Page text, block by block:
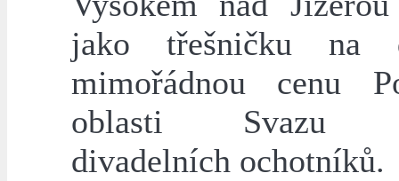
jako třešničku na
mimořádnou cenu
oblasti Svazu
divadelních ochotníků.